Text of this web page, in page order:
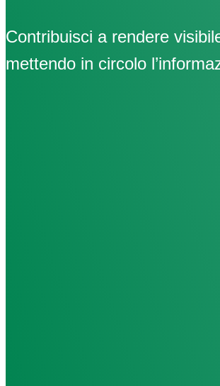
Contribuisci a rendere
mettendo in circolo